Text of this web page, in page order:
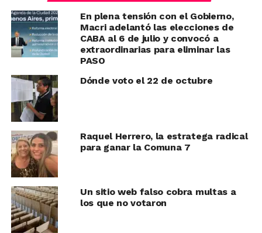
En plena tensión con el Gobierno,
Macri adelantó las elecciones de
CABA al 6 de julio y convocó a
extraordinarias para eliminar las
PASO
Dónde voto el 22 de octubre
Raquel Herrero, la estratega radical
para ganar la Comuna 7
Un sitio web falso cobra multas a
los que no votaron